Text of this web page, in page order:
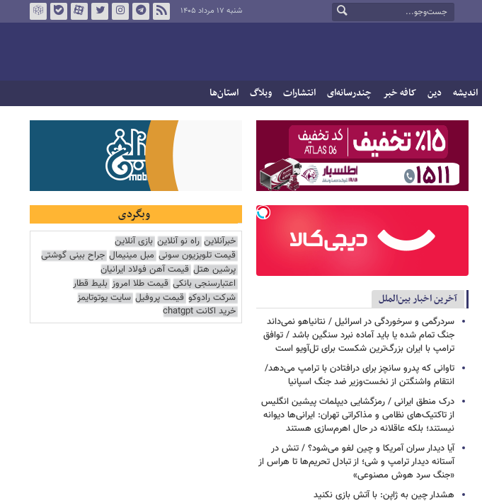
شنبه ۱۷ مرداد ۱۴۰۵
اندیشه دین کافه خبر چندرسانه‌ای انتشارات وبلاگ استان‌ها
آخرین اخبار بین‌الملل
سردرگمی و سرخوردگی در اسرائیل / نتانیاهو نمی‌داند
جنگ تمام شده یا باید آماده نبرد سنگین باشد / توافق
ترامپ با ایران بزرگ‌ترین شکست برای تل‌آویو است
تاوانی که پدرو سانچز برای درافتادن با ترامپ می‌دهد/
انتقام واشنگتن از نخست‌وزیر ضد جنگ اسپانیا
درک منطق ایرانی / رمزگشایی دیپلمات پیشین انگلیس
از تاکتیک‌های نظامی و مذاکراتی تهران: ایرانی‌ها دیوانه
نیستند؛ بلکه عاقلانه در حال اهرم‌سازی هستند
آیا دیدار سران آمریکا و چین لغو می‌شود؟ / تنش در
آستانه دیدار ترامپ و شی؛ از تبادل تحریم‌ها تا هراس از
«جنگ سرد هوش مصنوعی»
هشدار چین به ژاپن: با آتش بازی نکنید
وبگردی
خبرآنلاین راه نو آنلاین بازی آنلاین
قیمت تلویزیون سونی مبل مینیمال جراح بینی گوشتی
پرشین هتل قیمت آهن فولاد ایرانیان
اعتبارسنجی بانکی قیمت طلا امروز بلیط قطار
شرکت رادوکو قیمت پروفیل سایت یوتوتایمز
خرید اکانت chatgpt